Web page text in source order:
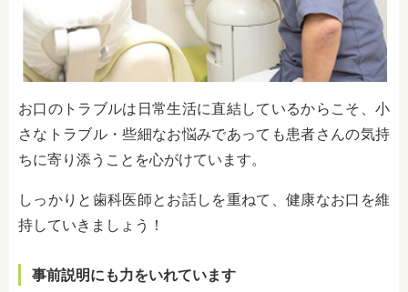
お口のトラブルは日常生活に直結しているからこそ、小
さなトラブル・些細なお悩みであっても患者さんの気持
ちに寄り添うことを心がけています。
しっかりと歯科医師とお話しを重ねて、健康なお口を維
持していきましょう！
事前説明にも力をいれています